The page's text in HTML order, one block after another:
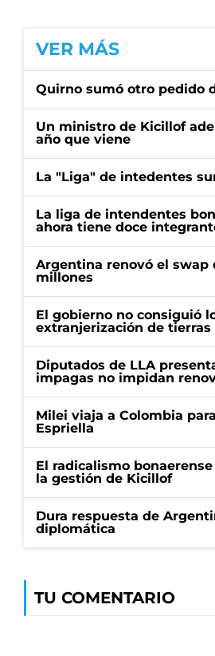
VER MÁS
Quirno sumó otro pedido
Un ministro de Kicillof
año que viene
La "Liga" de intedentes
La liga de intendentes
ahora tiene doce
Argentina renovó el swap
millones
El gobierno no consiguió
extranjerización de tierras
Diputados de LLA
impagas no impidan
Milei viaja a Colombia
Espriella
El radicalismo
la gestión de Kicillof
Dura respuesta de
diplomática
TU COMENTARIO